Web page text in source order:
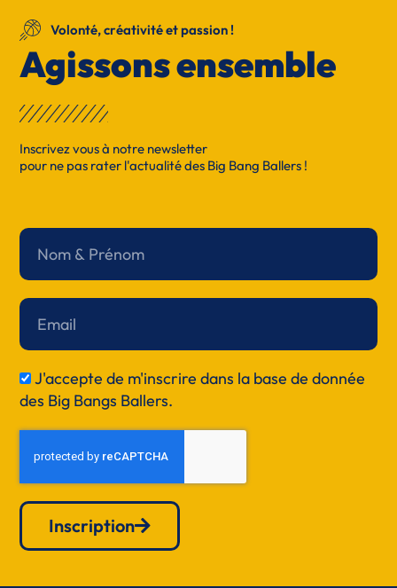
Volonté, créativité et passion !
Agissons ensemble
Inscrivez vous à notre newsletter
pour ne pas rater l'actualité des Big Bang Ballers !
Nom
Prénom
Email
RGPDJ'accepte de m'inscrire dans la base de donnée
des Big Bangs Ballers.
Inscription